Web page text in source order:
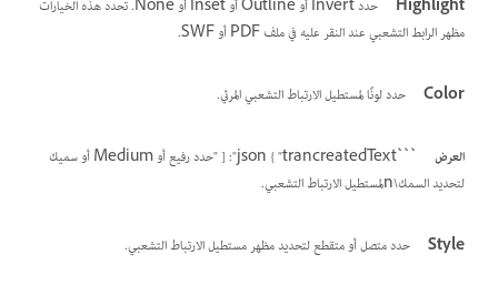
Highlight
حدد Invert أو Outline أو Inset أو None. تحدد هذه الخيارات
مظهر الرابط التشعبي عند النقر عليه في ملف PDF أو SWF.
Color حدد لونًا لمستطيل الارتباط التشعبي المرئي.
العرض
```json { "trancreatedText": [ "حدد رفيع أو Medium أو سميك
لتحديد السمك\nلمستطيل الارتباط التشعبي.
Style حدد متصل أو متقطع لتحديد مظهر مستطيل الارتباط التشعبي.